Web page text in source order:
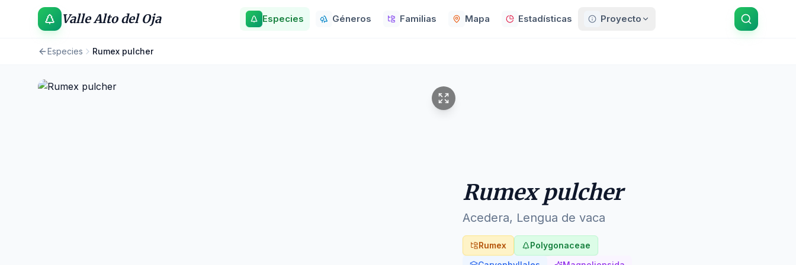
Valle Alto del Oja Especies Géneros Familias Mapa Estadísticas Proyecto
Especies Rumex pulcher
Rumex pulcher
Acedera, Lengua de vaca
Rumex
Polygonaceae